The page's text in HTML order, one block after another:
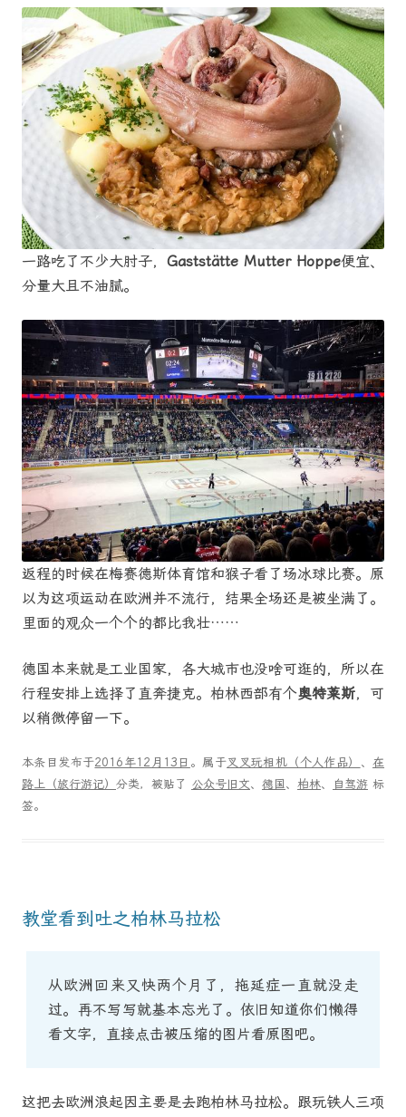
一路吃了不少大肘子， Gaststätte Mutter Hoppe便宜、
分量大且不油腻。
返程的时候在梅赛德斯体育馆和猴子看了场冰球比赛。原
以为这项运动在欧洲并不流行，结果全场还是被坐满了。
里面的观众一个个的都比我壮……
德国本来就是工业国家，各大城市也没啥可逛的，所以在
行程安排上选择了直奔捷克。柏林西部有个奥特莱斯，可
以稍微停留一下。
本条目发布于2016年12月13日 。属于叉叉玩相机（个人作品） 、在
路上（旅行游记） 分类，被贴了 公众号旧文、 德国、 柏林、 自驾游 标
签。
教堂看到吐之柏林马拉松
从欧洲回来又快两个月了，拖延症一直就没走
过。再不写写就基本忘光了。依旧知道你们懒得
看文字，直接点击被压缩的图片看原图吧。
这把去欧洲浪起因主要是去跑柏林马拉松。跟玩铁人三项